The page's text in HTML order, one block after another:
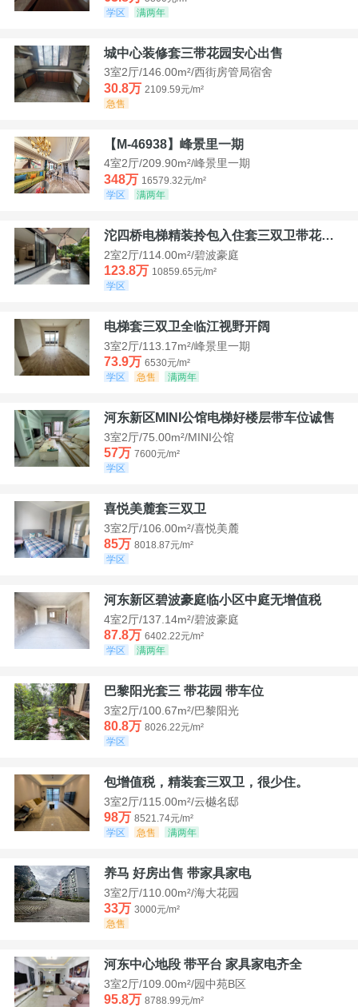
学区
满两年
城中心装修套三带花园安心出售
3室2厅/146.00m²/西街房管局宿舍
30.8万 2109.59元/m²
急售
【M-46938】峰景里一期
4室2厅/209.90m²/峰景里一期
348万 16579.32元/m²
学区
满两年
沱四桥电梯精装拎包入住套三双卫带花园40平米带车位
2室2厅/114.00m²/碧波豪庭
123.8万 10859.65元/m²
学区
电梯套三双卫全临江视野开阔
3室2厅/113.17m²/峰景里一期
73.9万 6530元/m²
学区
急售 满两年
河东新区MINI公馆电梯好楼层带车位诚售
3室2厅/75.00m²/MINI公馆
57万 7600元/m²
学区
喜悦美麓套三双卫
3室2厅/106.00m²/喜悦美麓
85万 8018.87元/m²
学区
河东新区碧波豪庭临小区中庭无增值税
4室2厅/137.14m²/碧波豪庭
87.8万 6402.22元/m²
学区
满两年
巴黎阳光套三 带花园 带车位
3室2厅/100.67m²/巴黎阳光
80.8万 8026.22元/m²
学区
包增值税，精装套三双卫，很少住。
3室2厅/115.00m²/云樾名邸
98万 8521.74元/m²
学区
急售 满两年
养马 好房出售 带家具家电
3室2厅/110.00m²/海大花园
33万 3000元/m²
急售
河东中心地段 带平台 家具家电齐全
3室2厅/109.00m²/园中苑B区
95.8万 8788.99元/m²